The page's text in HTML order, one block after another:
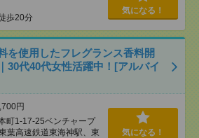
歩20分
気になる！
を使用したフレグランス香料開
30代40代女性活躍中！[アルバイ
円
町1-17-25ベンチャープ
葉高速鉄道東海神駅、東
気になる！